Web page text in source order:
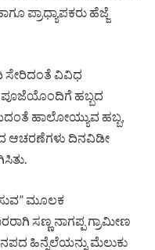
ಪ್ರಾಧ್ಯಾಪಕರು ಹೆಜ್ಜೆ
ಸೇರಿದಂತೆ ವಿವಿಧ
ಪೂಜೆಯೊಂದಿಗೆ ಹಬ್ಬದ
ಹಾಲೋಯ್ಯುವ ಹಬ್ಬ,
ಆಚರಣೆಗಳು ದಿನವಿಡೀ
ಮೂಲಕ
ಸಣ್ಣ ನಾಗಪ್ಪ ಗ್ರಾಮೀಣ
ಹಿನ್ನೆಲೆಯನ್ನು ಮೆಲುಕು